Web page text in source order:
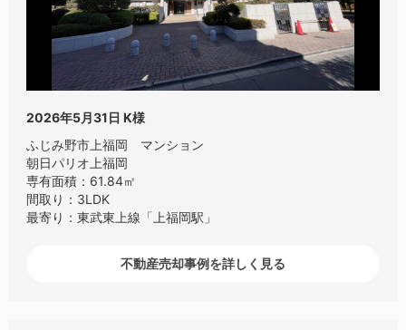
2026年5月31日 K様
ふじみ野市上福岡 マンション
朝日パリオ上福岡
専有面積：61.84㎡
間取り：3LDK
最寄り：東武東上線「上福岡駅」
不動産売却事例を詳しく見る